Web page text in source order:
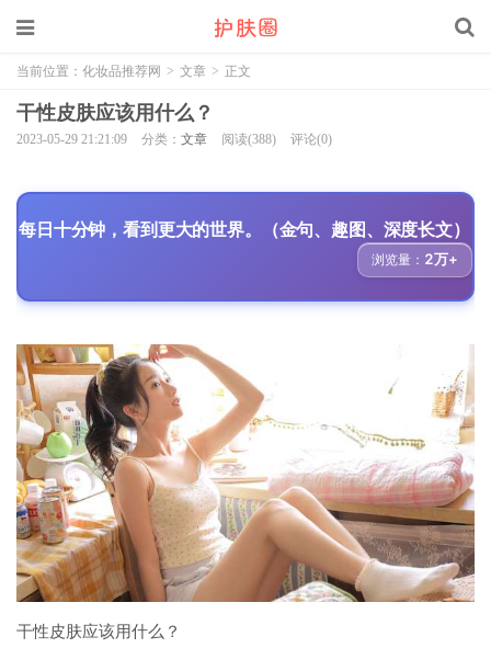
当前位置： 化妆品推荐网 > 文章 > 正文
干性皮肤应该用什么？
2023-05-29 21:21:09 分类： 文章 阅读(388) 评论(0)
每日十分钟，看到更大的世界。（金句、趣图、深度长文）
浏览量： 2万+
干性皮肤应该用什么？